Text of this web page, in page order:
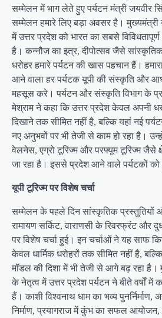
सम्मेलन में भाग लेते हुए पर्यटन मंत्री जयवीर
सम्मेलन हमारे लिए बड़ा अवसर है। मुख्यमंत्री
में उत्तर प्रदेश को भारत का सबसे विविधतापूर्ण
है। कन्नौज का इत्र, दीपोत्सव जैसे
धरोहर हमारे पर्यटन की खास पहचान हैं।
आने वाला हर पर्यटक यूपी की संस्कृति और
महसूस करे। पर्यटन और संस्कृति विभाग के
मेश्राम ने कहा कि उत्तर प्रदेश केवल अपनी
दिखाने तक सीमित नहीं है, बल्कि यहां नई
नए अनुभवों पर भी तेजी से काम हो रहा है।
वेलनेस, एग्रो टूरिज्म और परफ्यूम टूरिज्म जैसे
जा रहा है। इससे प्रदेश आने वाले पर्यटकों
यूपी टूरिज्म पर विशेष चर्चा
सम्मेलन के पहले दिन सांस्कृतिक प्रस्तुतियों
रामायण सर्किट, वाराणसी के रिवरफ्रंट और
पर विशेष चर्चा हुई। इन चर्चाओं ने यह साफ
केवल धार्मिक धरोहरों तक सीमित नहीं है,
मॉडल की दिशा में भी तेजी से आगे बढ़ रहा है।
के नेतृत्व में उत्तर प्रदेश पर्यटन ने बीते वर्षों में
हैं। काशी विश्वनाथ धाम का भव्य पुनर्निर्माण,
निर्माण, प्रयागराज में कुंभ का सफल आयोजन,